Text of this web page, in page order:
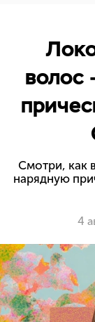
волос
Смотри, как
нарядную
4